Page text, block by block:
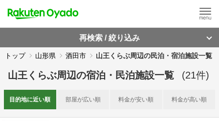
再検索 / 絞り込み
トップ 山形県 酒田市 山王くらぶ周辺の民泊・宿泊施設一覧
山王くらぶ周辺の宿泊・民泊施設一覧 (21件)
目的地に近い順 部屋が広い順 料金が安い順 料金が高い順